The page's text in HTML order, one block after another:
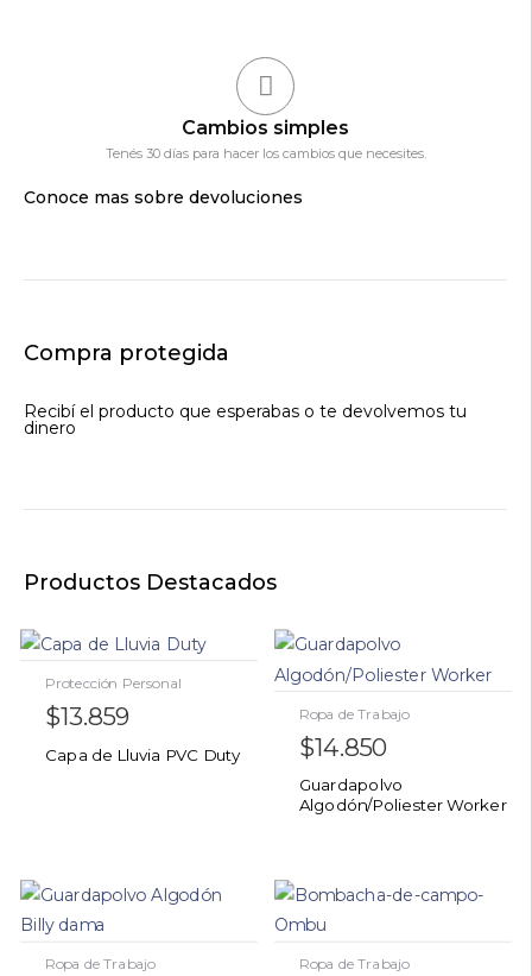
Cambios simples
Tenés 30 días para hacer los cambios que necesites.
Conoce mas sobre devoluciones
Compra protegida
Recibí el producto que esperabas o te devolvemos tu
dinero
Productos Destacados
Protección Personal
$13.859
Capa de Lluvia PVC Duty
Ropa de Trabajo
$14.850
Guardapolvo
Algodón/Poliester Worker
Ropa de Trabajo Ropa de Trabajo